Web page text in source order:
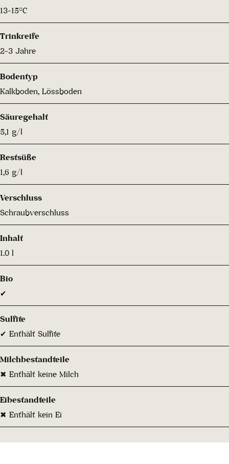
13-15°C
Trinkreife
2-3 Jahre
Bodentyp
Kalkboden, Lössboden
Säuregehalt
5,1 g/l
Restsüße
1,6 g/l
Verschluss
Schraubverschluss
Inhalt
1.0 l
Bio
✔
Sulfite
✔ Enthält Sulfite
Milchbestandteile
✖ Enthält keine Milch
Eibestandteile
✖ Enthält kein Ei